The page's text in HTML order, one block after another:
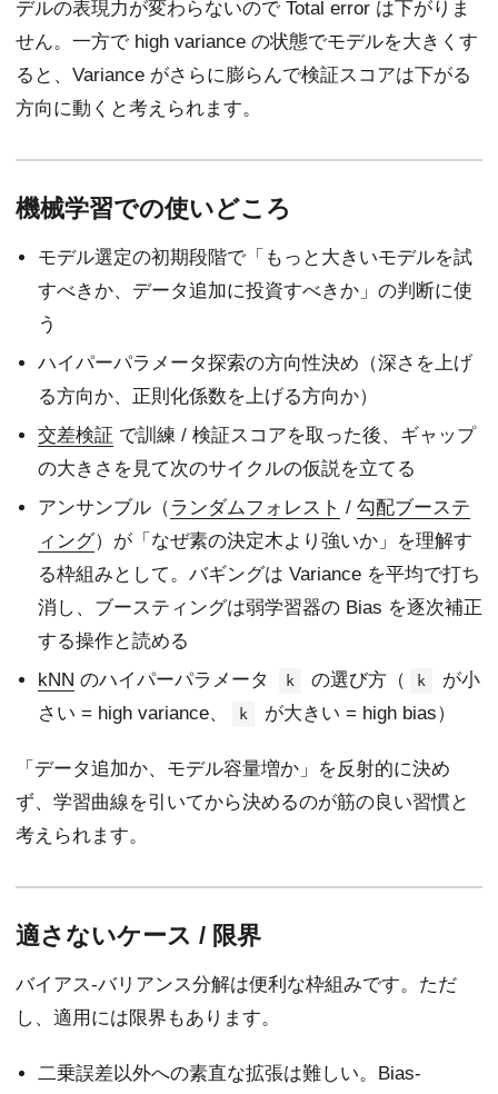
デルの表現力が変わらないので Total error は下がりま
せん。一方で high variance の状態でモデルを大きくす
ると、Variance がさらに膨らんで検証スコアは下がる
方向に動くと考えられます。
機械学習での使いどころ
モデル選定の初期段階で「もっと大きいモデルを試
すべきか、データ追加に投資すべきか」の判断に使
う
ハイパーパラメータ探索の方向性決め（深さを上げ
る方向か、正則化係数を上げる方向か）
交差検証 で訓練 / 検証スコアを取った後、ギャップ
の大きさを見て次のサイクルの仮説を立てる
アンサンブル（ランダムフォレスト / 勾配ブーステ
ィング）が「なぜ素の決定木より強いか」を理解す
る枠組みとして。バギングは Variance を平均で打ち
消し、ブースティングは弱学習器の Bias を逐次補正
する操作と読める
kNN のハイパーパラメータ k の選び方（ k
が小
さい = high variance、
k が大きい = high bias）
「データ追加か、モデル容量増か」を反射的に決め
ず、学習曲線を引いてから決めるのが筋の良い習慣と
考えられます。
適さないケース / 限界
バイアス-バリアンス分解は便利な枠組みです。ただ
し、適用には限界もあります。
二乗誤差以外への素直な拡張は難しい。Bias-